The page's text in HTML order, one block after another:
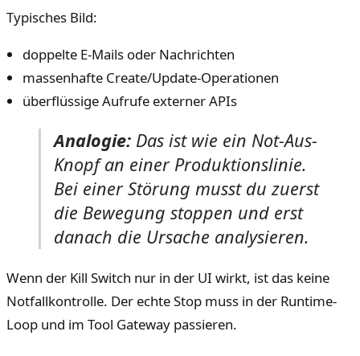
Typisches Bild:
doppelte E-Mails oder Nachrichten
massenhafte Create/Update-Operationen
überflüssige Aufrufe externer APIs
Analogie: Das ist wie ein Not-Aus-
Knopf an einer Produktionslinie.
Bei einer Störung musst du zuerst
die Bewegung stoppen und erst
danach die Ursache analysieren.
Wenn der Kill Switch nur in der UI wirkt, ist das keine
Notfallkontrolle. Der echte Stop muss in der Runtime-
Loop und im Tool Gateway passieren.